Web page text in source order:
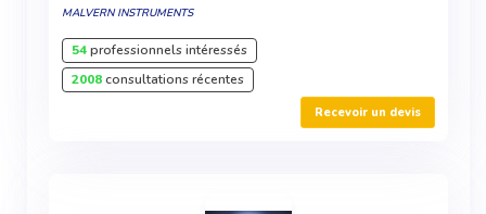
MALVERN INSTRUMENTS
54professionnels intéressés
2008consultations récentes
Recevoir un devis